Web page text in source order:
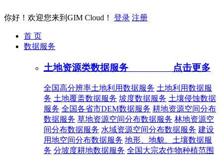
你好！欢迎您来到GIM Cloud！ 登录 注册
首 页
数据服务
土地资源类数据服务 点击更多
全国高分辨率土地利用数据服务 土地利用数据服
务 土地覆盖数据服务 坡度数据服务 土壤侵蚀数据
服务 全国各省市DEM数据服务 耕地资源空间分布
数据服务 草地资源空间分布数据服务 林地资源空
间分布数据服务 水域资源空间分布数据服务 建设
用地空间分布数据服务 地形、地貌、土壤数据服
务 分坡度耕地数据服务 全国大宗农作物种植范围